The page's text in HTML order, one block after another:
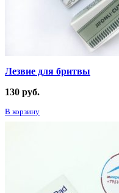
Лезвие для бритвы
130 руб.
В корзину